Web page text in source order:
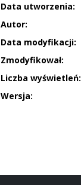
Data utworzenia:
Autor:
Data modyfikacji:
Zmodyfikował:
Liczba wyświetleń:
Wersja: